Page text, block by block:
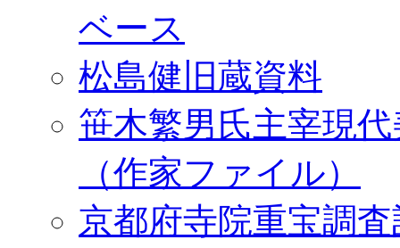
ベース
松島健旧蔵資料
笹木繁男氏主宰現
（作家ファイル）
京都府寺院重宝調